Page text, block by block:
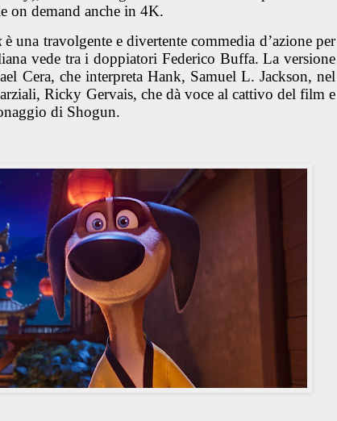
on demand anche in 4K.
è una travolgente e divertente commedia d’azione per
vede tra i doppiatori Federico Buffa. La versione
Cera, che interpreta Hank, Samuel L. Jackson, nel
Ricky Gervais, che dà voce al cattivo del film e
di Shogun.